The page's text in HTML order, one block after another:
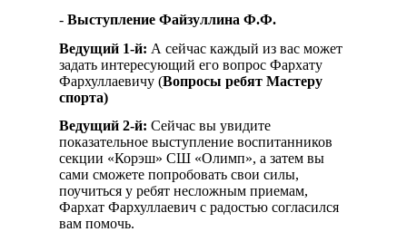
- Выступление Файзуллина Ф.Ф.
Ведущий 1-й: А сейчас каждый из вас может
задать интересующий его вопрос Фархату
Фархуллаевичу (Вопросы ребят Мастеру
спорта)
Ведущий 2-й: Сейчас вы увидите
показательное выступление воспитанников
секции «Корэш» СШ «Олимп», а затем вы
сами сможете попробовать свои силы,
поучиться у ребят несложным приемам,
Фархат Фархуллаевич с радостью согласился
вам помочь.